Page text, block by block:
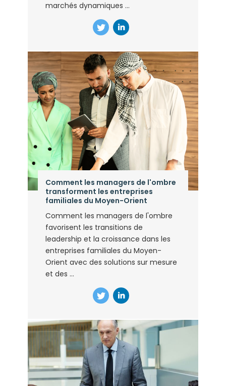
marchés dynamiques ...
Comment les managers de l'ombre
transforment les entreprises
familiales du Moyen-Orient
Comment les managers de l'ombre
favorisent les transitions de
leadership et la croissance dans les
entreprises familiales du Moyen-
Orient avec des solutions sur mesure
et des ...